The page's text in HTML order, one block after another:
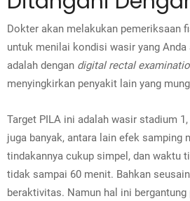
Dokter akan melakukan pemeriksaan
untuk menilai kondisi wasir yang
adalah dengan digital rectal
menyingkirkan penyakit lain yang
Target PILA ini adalah wasir stadium
juga banyak, antara lain efek samping
tindakannya cukup simpel, dan waktu
tidak sampai 60 menit. Bahkan
beraktivitas. Namun hal ini